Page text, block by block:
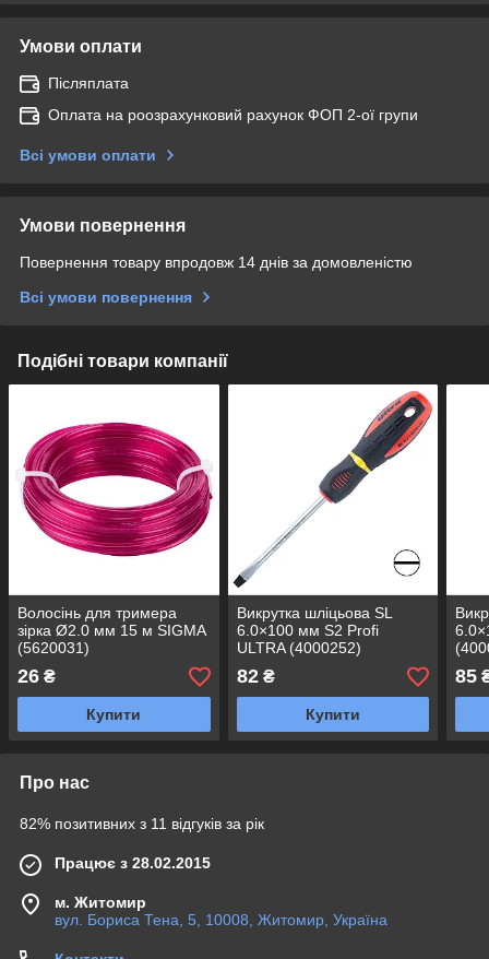
Умови оплати
Післяплата
Оплата на роозрахунковий рахунок ФОП 2-ої групи
Всі умови оплати
Умови повернення
Повернення товару впродовж 14 днів за домовленістю
Всі умови повернення
Подібні товари компанії
Волосінь для тримера
зірка Ø2.0 мм 15 м SIGMA
(5620031)
26 ₴
Купити
Викрутка шліцьова SL
6.0×100 мм S2 Profi
ULTRA (4000252)
82₴
Купити
85
Про нас
82% позитивних з 11 відгуків за рік
Працює з 28.02.2015
м. Житомир
вул. Бориса Тена, 5, 10008, Житомир, Україна